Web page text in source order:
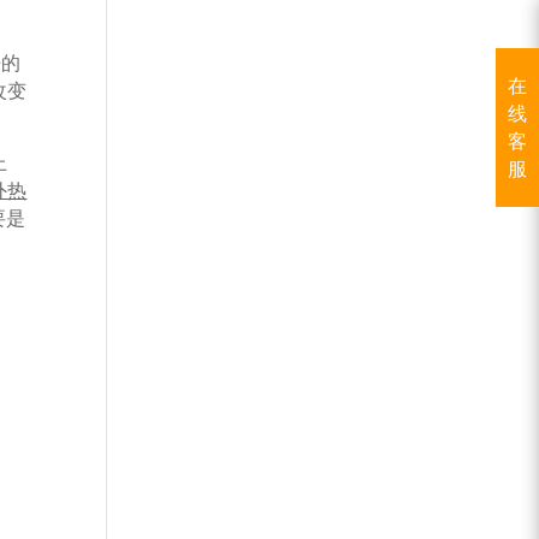
变
热
是
在
线
客
服